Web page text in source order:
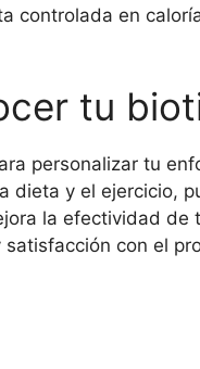
controlada en
tu
personalizar tu
dieta y el ejercicio,
la efectividad de
con el